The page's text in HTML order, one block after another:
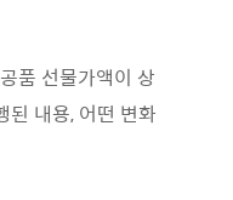
품 선물가액이 상
내용, 어떤 변화